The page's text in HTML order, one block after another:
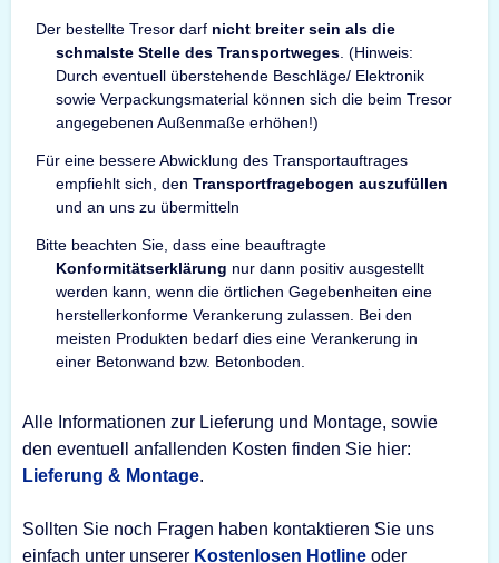
Der bestellte Tresor darf nicht breiter sein als die
schmalste Stelle des Transportweges . (Hinweis:
Durch eventuell überstehende Beschläge/ Elektronik
sowie Verpackungsmaterial können sich die beim Tresor
angegebenen Außenmaße erhöhen!)
Für eine bessere Abwicklung des Transportauftrages
empfiehlt sich, den Transportfragebogen auszufüllen
und an uns zu übermitteln
Bitte beachten Sie, dass eine beauftragte
Konformitätserklärung nur dann positiv ausgestellt
werden kann, wenn die örtlichen Gegebenheiten eine
herstellerkonforme Verankerung zulassen. Bei den
meisten Produkten bedarf dies eine Verankerung in
einer Betonwand bzw. Betonboden.
Alle Informationen zur Lieferung und Montage, sowie
den eventuell anfallenden Kosten finden Sie hier:
Lieferung & Montage.
Sollten Sie noch Fragen haben kontaktieren Sie uns
einfach unter unserer Kostenlosen Hotline oder